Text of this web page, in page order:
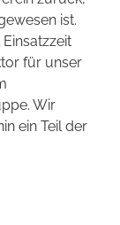
ist.
für unser
Wir
ein Teil der